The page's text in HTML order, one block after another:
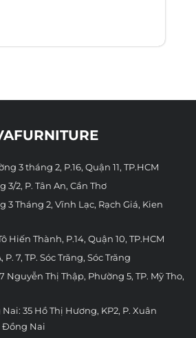
3 tháng 2, P.16, Quận 11, TP.HCM
3/2, P. Tân An, Cần Thơ
3 Tháng 2, Vĩnh Lạc, Rạch Giá, Kien
Hiến Thành, P.14, Quận 10, TP.HCM
7, TP. Sóc Trăng, Sóc Trăng
Nguyễn Thị Thập, Phường 5, TP. Mỹ Tho,
35 Hồ Thị Hương, KP2, P. Xuân
Đồng Nai